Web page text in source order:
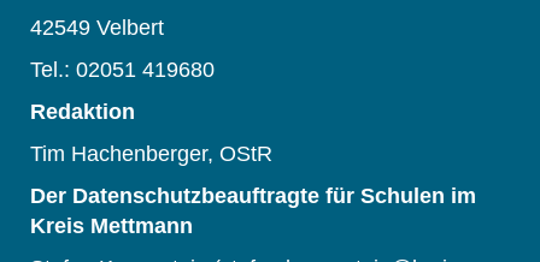
42549 Velbert
Tel.: 02051 419680
Redaktion
Tim Hachenberger, OStR
Der Datenschutzbeauftragte für Schulen im
Kreis Mettmann